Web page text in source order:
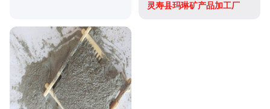
灵寿县玛琳矿产品加工厂